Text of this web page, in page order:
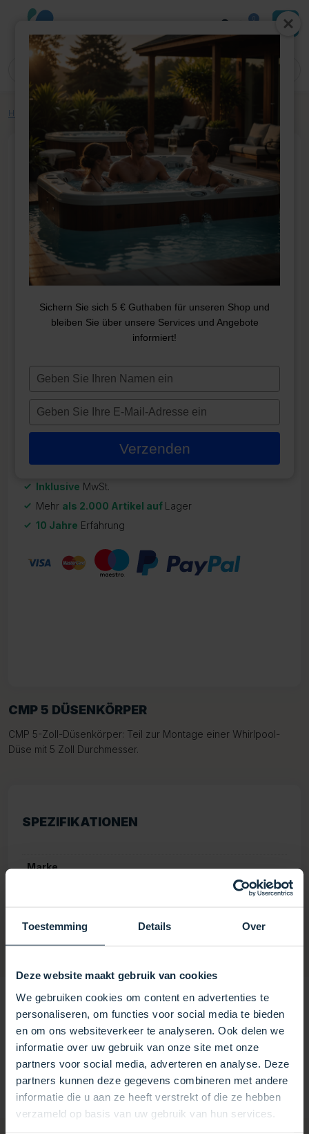
Toestemming Details Over
Deze website maakt gebruik van cookies
We gebruiken cookies om content en advertenties te
personaliseren, om functies voor social media te bieden
en om ons websiteverkeer te analyseren. Ook delen we
informatie over uw gebruik van onze site met onze
partners voor social media, adverteren en analyse. Deze
partners kunnen deze gegevens combineren met andere
informatie die u aan ze heeft verstrekt of die ze hebben
verzameld op basis van uw gebruik van hun services.
0
Home Whirlpool-Teile Cmp 5 Düsenkörper
CMP 5 DÜSENKÖRPER
CMP 5-Zoll-Düsenkörper: Teil zur Montage einer Whirlpool-
Düse mit 5 Zoll Durchmesser.
SPEZIFIKATIONEN
Marke
CMP 5 DÜSENKÖRPER
23,05€
Auf Lager
Inklusive MwSt.
Mehr als 2.000 Artikel auf Lager
10 Jahre Erfahrung
CMP 5 DÜSENKÖRPER
CMP 5-Zoll-Düsenkörper: Der CMP 5-Zoll-
Düsenkörper ist eine langlebige und zuverlässige
Komponente für Spas und Schwimmbäder, die zur
Steuerung des Wasserflusses und für ein optimales
Hydromassage-Erlebnis entwickelt wurde.
Sichern Sie sich 5 € Guthaben für unseren Shop und
bleiben Sie über unsere Services und Angebote
informiert!
Typ
naam
Typ
e-
in
Verzenden